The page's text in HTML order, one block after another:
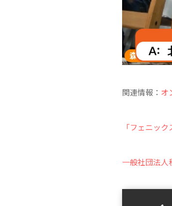
関連情報： オ
「フェニッ
一般社団法人